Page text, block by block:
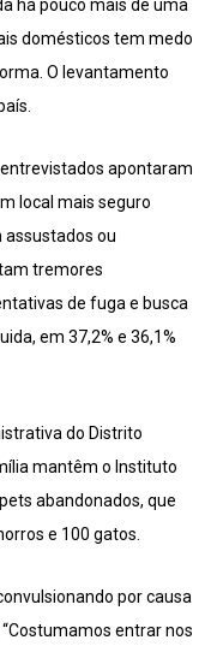
há pouco mais de uma
domésticos tem medo
O levantamento
apontaram
local mais seguro
assustados ou
tremores
de fuga e busca
em 37,2% e 36,1%
do Distrito
mantêm o Instituto
abandonados, que
e 100 gatos.
por causa
entrar nos